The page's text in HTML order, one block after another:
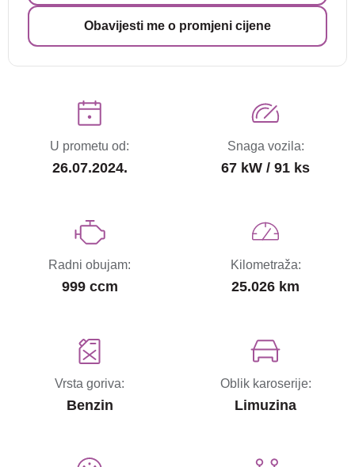
Obavijesti me o promjeni cijene
U prometu od:
26.07.2024.
Snaga vozila:
67 kW / 91 ks
Radni obujam:
999 ccm
Kilometraža:
25.026 km
Vrsta goriva:
Benzin
Oblik karoserije:
Limuzina